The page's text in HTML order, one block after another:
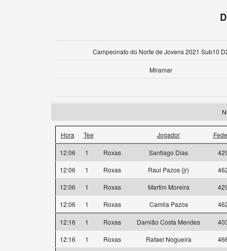
Campeonato do Norte de Jovens 2021 Sub10
Miramar
Hora Tee Jogador
12:06 1 Roxas Santiago Dias
12:06
1 Roxas Raul Pazos (jr)
12:06
1 Roxas Martim Moreira
12:06
1 Roxas Camila Pazos
12:16 1 Roxas Damião Costa Mendes
12:16
1 Roxas Rafael Nogueira